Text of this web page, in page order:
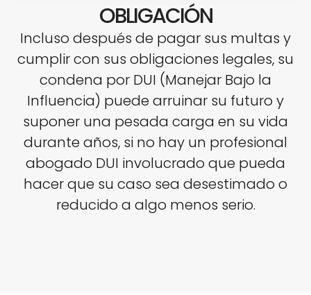
OBLIGACIÓN
Incluso después de pagar sus multas y
cumplir con sus obligaciones legales, su
condena por DUI (Manejar Bajo la
Influencia) puede arruinar su futuro y
suponer una pesada carga en su vida
durante años, si no hay un profesional
abogado DUI involucrado que pueda
hacer que su caso sea desestimado o
reducido a algo menos serio.